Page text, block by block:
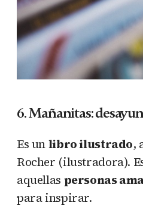
6. Mañanitas:
Es unlibro ilustrado,
Rocher (ilustradora).
aquellas personas
para inspirar.